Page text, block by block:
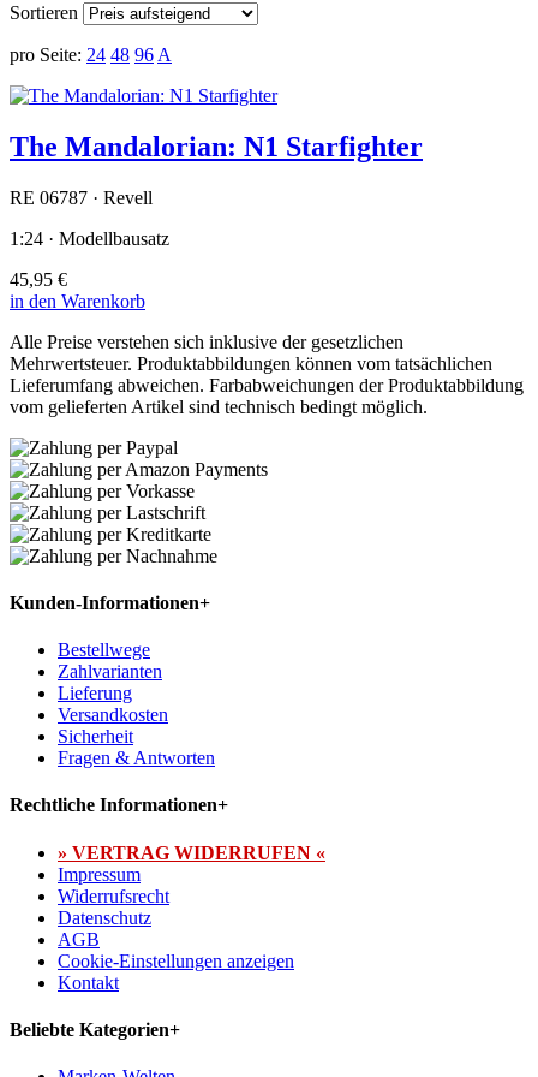
Sortieren
pro Seite: 24 48 96 A
The Mandalorian: N1 Starfighter
RE 06787 · Revell
1:24 · Modellbausatz
45,95 €
in den Warenkorb
Alle Preise verstehen sich inklusive der gesetzlichen
Mehrwertsteuer. Produktabbildungen können vom tatsächlichen
Lieferumfang abweichen. Farbabweichungen der Produktabbildung
vom gelieferten Artikel sind technisch bedingt möglich.
Kunden-Informationen+
Bestellwege
Zahlvarianten
Lieferung
Versandkosten
Sicherheit
Fragen & Antworten
Rechtliche Informationen+
» VERTRAG WIDERRUFEN «
Impressum
Widerrufsrecht
Datenschutz
AGB
Cookie-Einstellungen anzeigen
Kontakt
Beliebte Kategorien+